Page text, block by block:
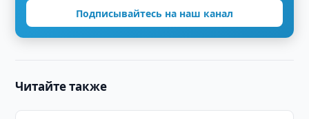
Подписывайтесь на наш канал
Читайте также